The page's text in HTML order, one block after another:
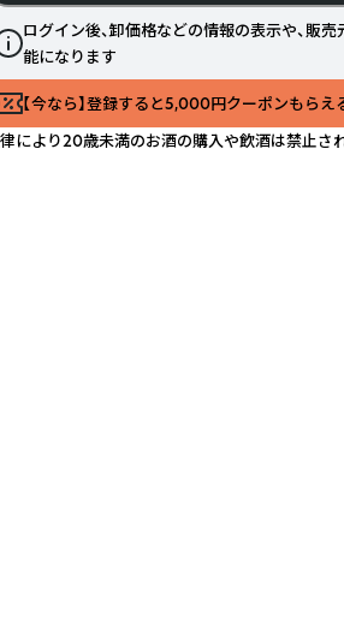
ログイン後、卸価格などの情報の表示や、販
能になります
【今なら】登録すると5,000円クーポンもらえ
により20歳未満のお酒の購入や飲酒は禁止され